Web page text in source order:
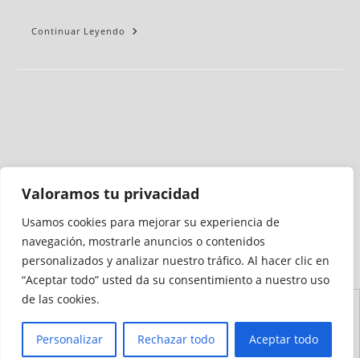
Valoramos tu privacidad
Usamos cookies para mejorar su experiencia de
navegación, mostrarle anuncios o contenidos
personalizados y analizar nuestro tráfico. Al hacer clic en
“Aceptar todo” usted da su consentimiento a nuestro uso
de las cookies.
Personalizar Rechazar todo Aceptar todo
Continuar Leyendo
Medio auditado por
Accesibilidad
Sitio
Cookies
Privacidad